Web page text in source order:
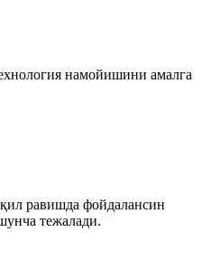
намойишини амалга
равишда фойдалансин
тежалади.